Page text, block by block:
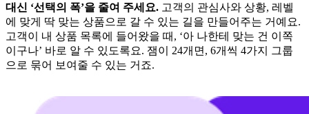
대신 ‘선택의 폭’을 줄여 주세요. 고객의 관심사와 상황, 레벨
에 맞게 딱 맞는 상품으로 갈 수 있는 길을 만들어주는 거예요.
고객이 내 상품 목록에 들어왔을 때, ‘아 나한테 맞는 건 이쪽
이구나’ 바로 알 수 있도록요. 잼이 24개면, 6개씩 4가지 그룹
으로 묶어 보여줄 수 있는 거죠.